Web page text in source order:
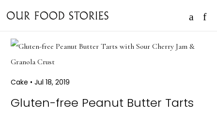
Cake • Jul 18, 2019
Gluten-free Peanut Butter Tarts